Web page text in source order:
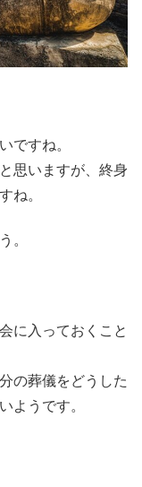
ですね。
思いますが、終身
ね。
。
に入っておくこと
の葬儀をどうした
ようです。